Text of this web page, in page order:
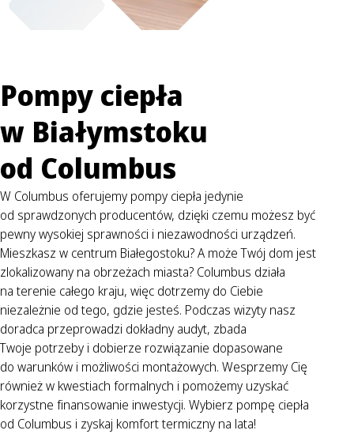
Pompy ciepła
w Białymstoku
od Columbus
W Columbus oferujemy pompy ciepła jedynie
od sprawdzonych producentów, dzięki czemu możesz być
pewny wysokiej sprawności i niezawodności urządzeń.
Mieszkasz w centrum Białegostoku? A może Twój dom jest
zlokalizowany na obrzeżach miasta? Columbus działa
na terenie całego kraju, więc dotrzemy do Ciebie
niezależnie od tego, gdzie jesteś. Podczas wizyty nasz
doradca przeprowadzi dokładny audyt, zbada
Twoje potrzeby i dobierze rozwiązanie dopasowane
do warunków i możliwości montażowych. Wesprzemy Cię
również w kwestiach formalnych i pomożemy uzyskać
korzystne finansowanie inwestycji. Wybierz pompę ciepła
od Columbus i zyskaj komfort termiczny na lata!